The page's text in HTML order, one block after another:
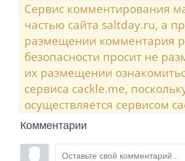
Сервис комментирования
частью сайта saltday.ru, а
размещении комментария
безопасности просит не
их размещении
сервиса cackle.me,
осуществляется сервисом
Комментарии